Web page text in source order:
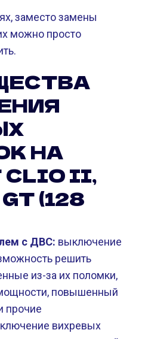
заместо замены
можно просто
НА
CLIO II,
(128
с ДВС: выключение
решить
из-за их поломки,
повышенный
прочие
вихревых